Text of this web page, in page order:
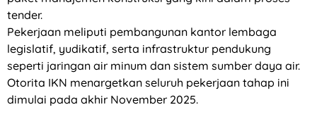
tender.
Pekerjaan meliputi pembangunan kantor lembaga
legislatif, yudikatif, serta infrastruktur pendukung
seperti jaringan air minum dan sistem sumber daya air.
Otorita IKN menargetkan seluruh pekerjaan tahap ini
dimulai pada akhir November 2025.